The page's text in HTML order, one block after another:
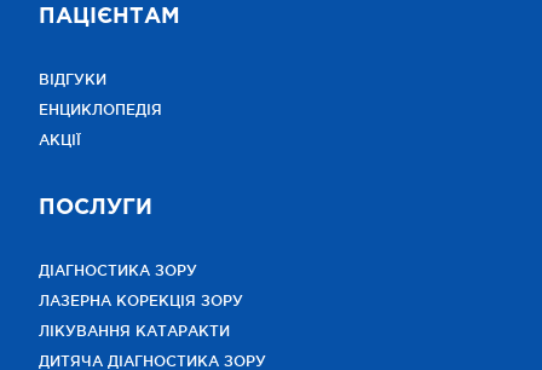
ПАЦІЄНТАМ
ВІДГУКИ
ЕНЦИКЛОПЕДІЯ
АКЦІЇ
ПОСЛУГИ
ДІАГНОСТИКА ЗОРУ
ЛАЗЕРНА КОРЕКЦІЯ ЗОРУ
ЛІКУВАННЯ КАТАРАКТИ
ДИТЯЧА ДІАГНОСТИКА ЗОРУ